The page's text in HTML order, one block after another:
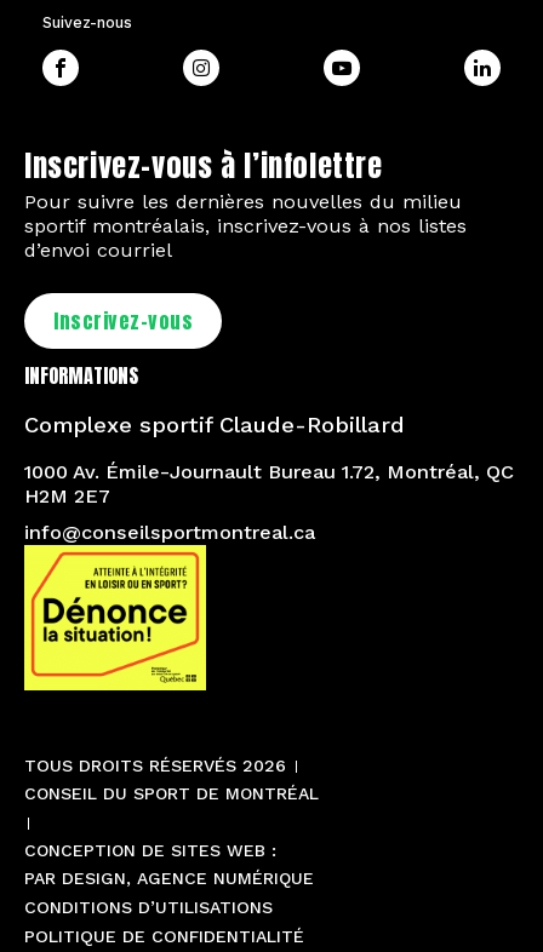
Suivez-nous
Inscrivez-vous à l’infolettre
Pour suivre les dernières nouvelles du milieu
sportif montréalais, inscrivez-vous à nos listes
d’envoi courriel
Inscrivez-vous
INFORMATIONS
Complexe sportif Claude-Robillard
1000 Av. Émile-Journault Bureau 1.72, Montréal, QC
H2M 2E7
info@conseilsportmontreal.ca
TOUS DROITS RÉSERVÉS 2026
CONSEIL DU SPORT DE MONTRÉAL
CONCEPTION DE SITES WEB :
PAR DESIGN, AGENCE NUMÉRIQUE
CONDITIONS D’UTILISATIONS
POLITIQUE DE CONFIDENTIALITÉ